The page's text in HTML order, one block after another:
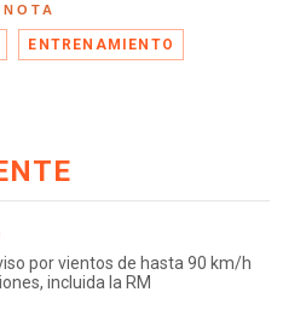
ENTRENAMIENTO
por vientos de hasta 90 km/h
incluida la RM